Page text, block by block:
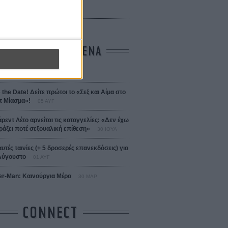
ΠΙΟ ΔΙΑΒΑΣΜΕΝΑ
the Date! Δείτε πρώτοι το «Σεξ και Αίμα στο
Μίασμα»!
Λέτο αρνείται τις καταγγελίες: «Δεν έχω
ποτέ σεξουαλική επίθεση»
ταινίες (+ 5 δροσερές επανεκδόσεις) για
Man: Καινούργια Μέρα 30 ΜΑΡ
CONNECT